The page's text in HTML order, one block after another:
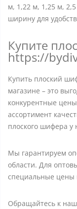
м, 1,22 м, 1,25 м,
ширину для
Купите
https://
Купить плоский
магазине – это
конкурентные
ассортимент
плоского шифера у
Мы гарантируем
области. Для
специальные цены
Обращайтесь к